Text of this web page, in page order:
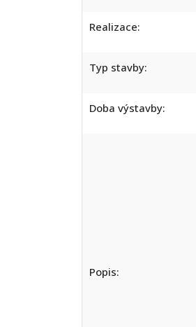
Realizace:
Typ stavby:
Doba výstavby:
Popis: